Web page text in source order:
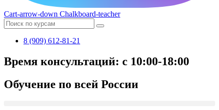
Cart-arrow-down Chalkboard-teacher
8 (909) 612-81-21
Время консультаций: с 10:00-18:00
Обучение по всей России